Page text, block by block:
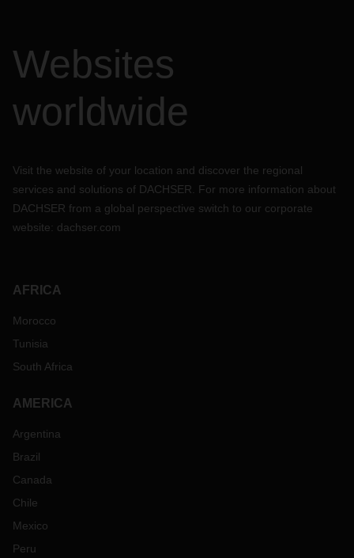
Websites
worldwide
Visit the website of your location and discover the regional
services and solutions of DACHSER. For more information about
DACHSER from a global perspective switch to our corporate
website: dachser.com
AFRICA
Morocco
Tunisia
South Africa
AMERICA
Argentina
Brazil
Canada
Chile
Mexico
Peru